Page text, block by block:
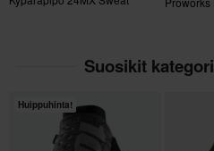
Palautuksesta peritään
tuotteita. Katso lisätietoja ja ehdot
Suosikit
Huippuhinta!